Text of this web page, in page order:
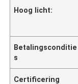
Hoog licht:
Betalingsconditie
s
Certificering